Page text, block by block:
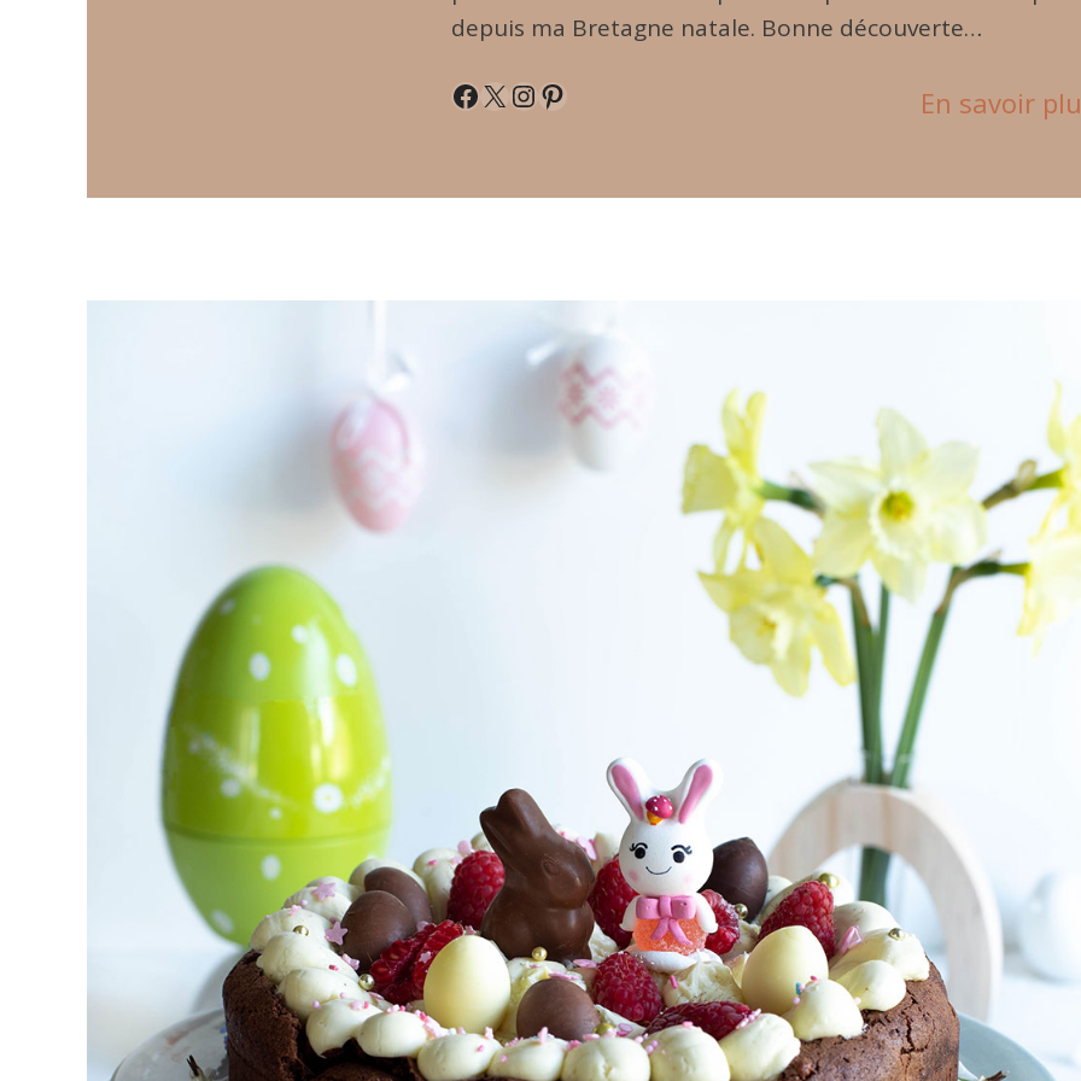
depuis ma Bretagne natale. Bonne découverte…
Facebook X InstagramPinterest En savoir